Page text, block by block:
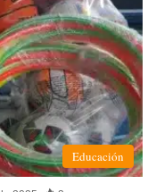
Educación